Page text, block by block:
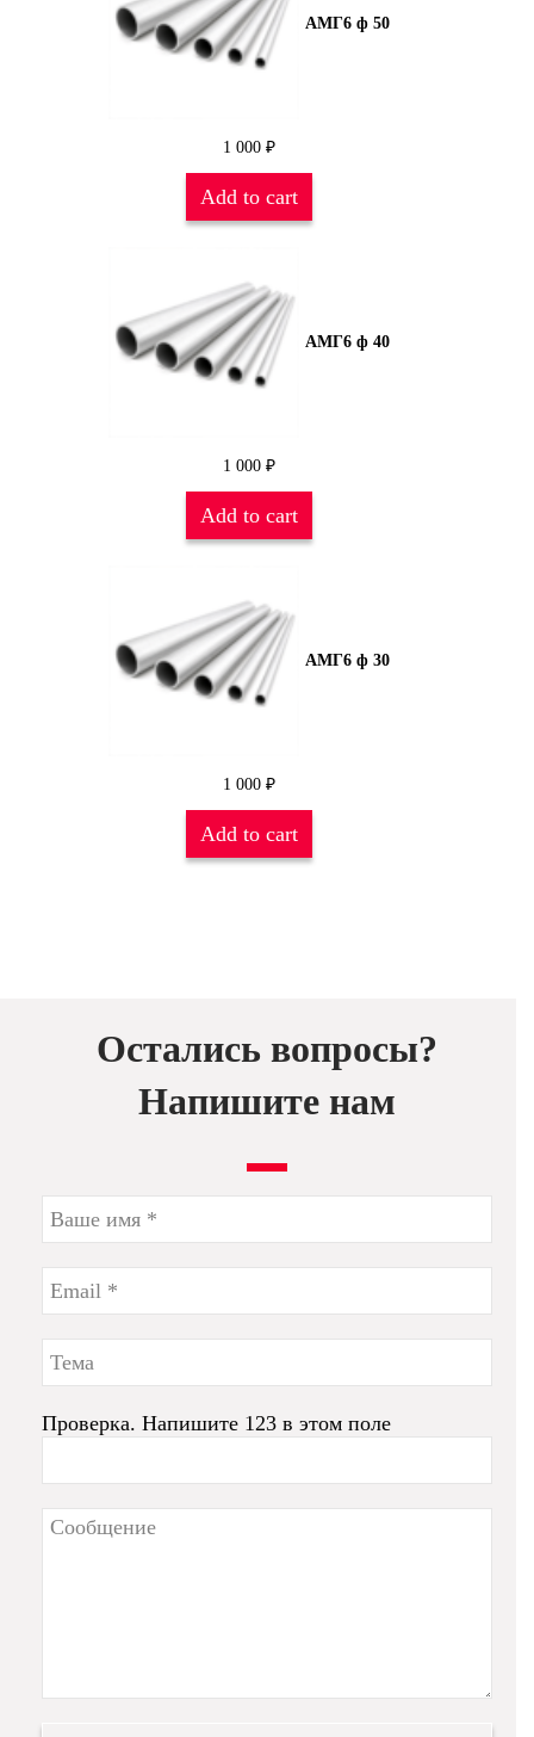
АМГ6 ф 50
1 000 ₽
Add to cart
АМГ6 ф 40
1 000 ₽
Add to cart
АМГ6 ф 30
1 000 ₽
Add to cart
Остались вопросы?
Напишите нам
Проверка. Напишите 123 в этом поле